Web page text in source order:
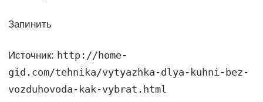
Запинить
Источник: http://home-
gid.com/tehnika/vytyazhka-dlya-kuhni-bez-
vozduhovoda-kak-vybrat.html